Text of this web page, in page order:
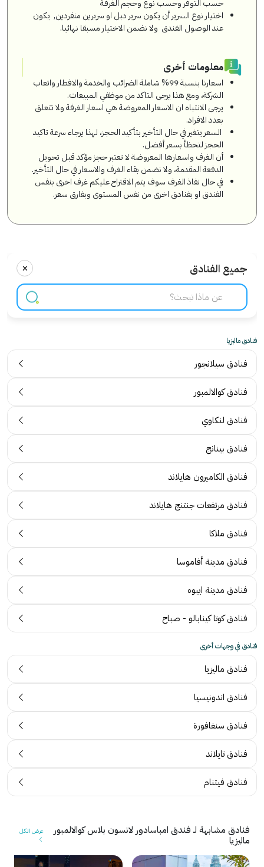
حسب التوفر وحسب نوع وحجم الغرفة
اختيار نوع السرير أن يكون سرير دبل او سريرين منفردين, يكون
عند الوصول الفندق ولا نضمن الاختيار مسبقا نهائيا.
معلومات أخرى
اسعارنا بنسبة 99% شاملة الضرائب والخدمة والافطار واتعاب
الشركة، ومع هذا يرجى التاكد من موظفي المبيعات.
يرجى الانتباه ان الاسعار المعروضة هي اسعار الغرفة ولا تتعلق
بعدد الافراد.
السعر يتغير في حال التأخير بتأكيد الحجز، لهذا يرجاء سرعة تاكيد
الحجز لتحظأ بسعر أفضل.
أن الغرف واسعارها المعروضة لا تعتبر حجز مؤكد قبل تحويل
الدفعة المقدمة، ولا نضمن بقاء الغرف والاسعار في حال التأخير.
في حال نفاذ الغرف سوف يتم الاقتراح عليكم غرف اخرى بنفس
الفندق او بفنادق اخرى من نفس المستوى وبفارق سعر.
جميع الفنادق ×
فنادق ماليزيا
فنادق سيلانجور
فنادق كوالالمبور
فنادق لنكاوي
فنادق بينانج
فنادق الكاميرون هايلاند
فنادق مرتفعات جنتنج هايلاند
فنادق ملاكا
فنادق مدينة أفاموسا
فنادق مدينة ايبوه
فنادق كوتا كينابالو - صباح
فنادق في وجهات أخرى
فنادق ماليزيا
فنادق اندونيسيا
فنادق سنغافورة
فنادق تايلاند
فنادق فيتنام
فنادق مشابهة لـ فندق امباسادور لانسون بلاس كوالالمبور
ماليزيا
عرض الكل